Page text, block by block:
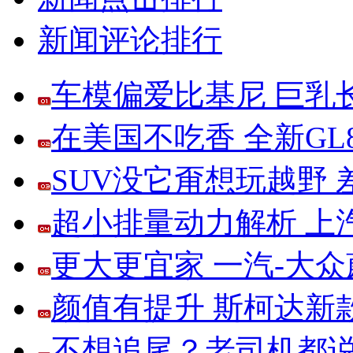
新闻评论排行
车模偏爱比基尼 巨乳
在美国不吃香 全新
SUV没它甭想玩越野
超小排量动力解析 上
更大更宜家 一汽-大
颜值有提升 斯柯达新